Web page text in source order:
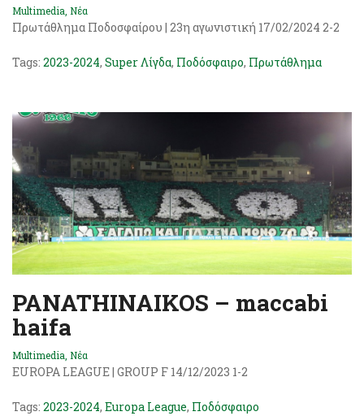
Multimedia Νέα
Πρωτάθλημα Ποδοσφαίρου | 23η αγωνιστική 17/02/2024 2-2
Tags: 2023-2024, Super Λίγδα, Ποδόσφαιρο, Πρωτάθλημα
PANATHINAIKOS – maccabi
haifa
Multimedia, Νέα
EUROPA LEAGUE | GROUP F 14/12/2023 1-2
Tags: 2023-2024, Europa League, Ποδόσφαιρο